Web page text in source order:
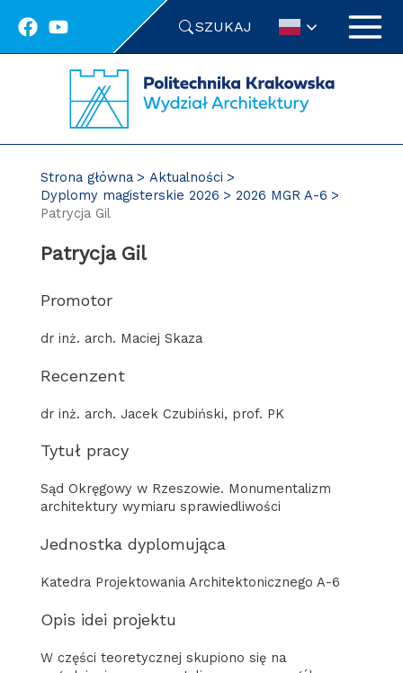
SZUKAJ
Strona główna
Aktualności
Dyplomy magisterskie 2026
2026 MGR A-6
Patrycja Gil
Patrycja Gil
Promotor
dr inż. arch. Maciej Skaza
Recenzent
dr inż. arch. Jacek Czubiński, prof. PK
Tytuł pracy
Sąd Okręgowy w Rzeszowie. Monumentalizm
architektury wymiaru sprawiedliwości
Jednostka dyplomująca
Katedra Projektowania Architektonicznego A-6
Opis idei projektu
W części teoretycznej skupiono się na